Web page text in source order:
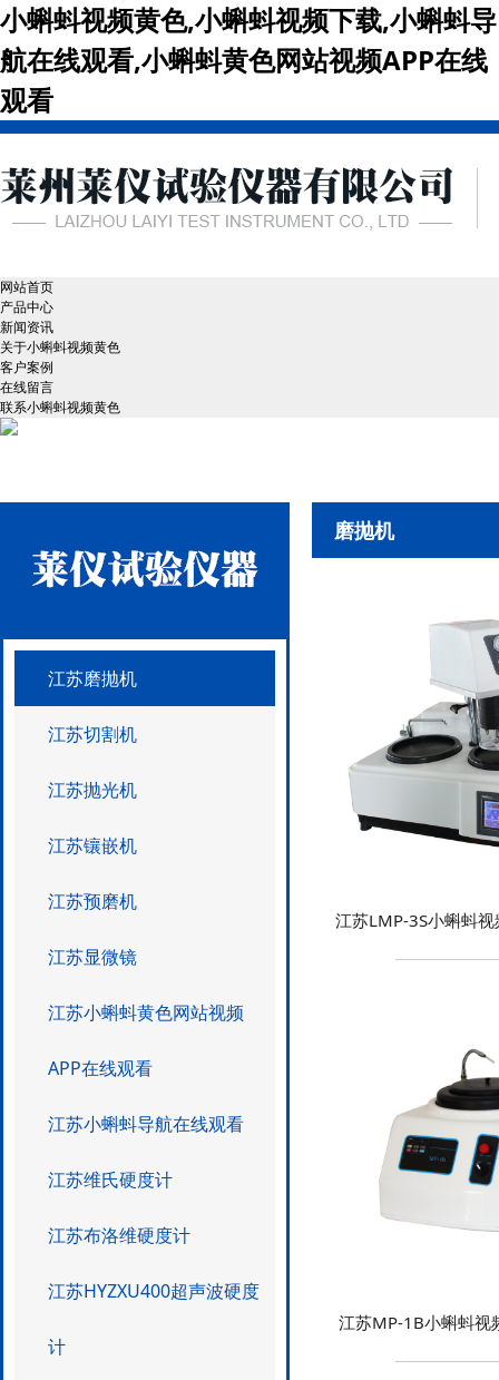
小蝌蚪视频黄色,小蝌蚪视频下载,小蝌蚪导
航在线观看,小蝌蚪黄色网站视频APP在线
观看
网站首页
产品中心
新闻资讯
关于小蝌蚪视频黄色
客户案例
在线留言
联系小蝌蚪视频黄色
江苏磨抛机
江苏切割机
江苏抛光机
江苏镶嵌机
江苏预磨机
江苏显微镜
江苏小蝌蚪黄色网站视频
APP在线观看
江苏小蝌蚪导航在线观看
江苏维氏硬度计
江苏布洛维硬度计
江苏HYZXU400超声波硬度
计
磨抛机
江苏LMP-3S小蝌蚪
江苏MP-1B小蝌蚪视